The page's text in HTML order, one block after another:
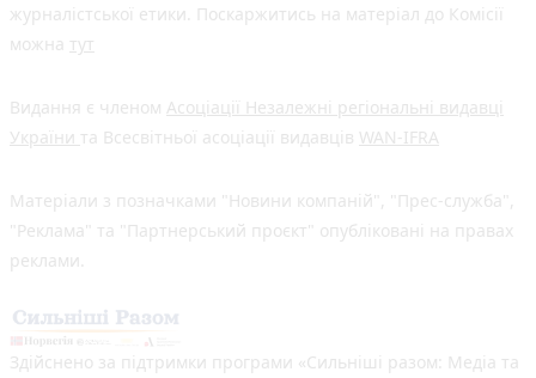
журналістської етики. Поскаржитись на матеріал до Комісії
можна тут
Видання є членом Асоціації Незалежні регіональні видавці
України та Всесвітньої асоціації видавців WAN-IFRA
Матеріали з позначками "Новини компаній", "Прес-служба",
"Реклама" та "Партнерський проєкт" опубліковані на правах
реклами.
Здійснено за підтримки програми «Сильніші разом: Медіа та